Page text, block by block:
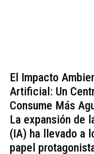
El Impacto
Artificial: Un
Consume Más
La expansión de
(IA) ha llevado a
papel